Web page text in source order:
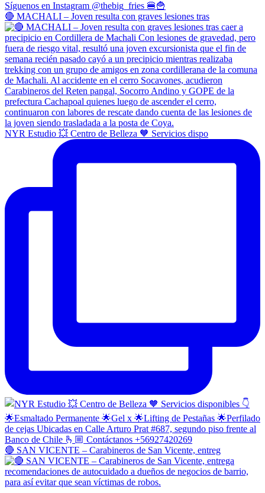
🔴 MACHALI – Joven resulta con graves lesiones tras
NYR Estudio 💥 Centro de Belleza 🧡 Servicios dispo
🔴 SAN VICENTE – Carabineros de San Vicente, entreg